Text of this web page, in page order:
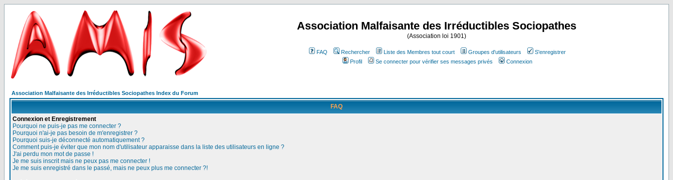
Association Malfaisante des Irréductibles Sociopathes
(Association loi 1901)
FAQ Rechercher Liste des Membres tout court Groupes d'utilisateurs
S'enregistrer
Profil
Se connecter pour vérifier ses messages privés Connexion
Association Malfaisante des Irréductibles Sociopathes Index du Forum
FAQ
Connexion et Enregistrement
Pourquoi ne puis-je pas me connecter ?
Pourquoi n'ai-je pas besoin de m'enregistrer ?
Pourquoi suis-je déconnecté automatiquement ?
Comment puis-je éviter que mon nom d'utilisateur apparaisse dans la liste des utilisateurs en ligne ?
J'ai perdu mon mot de passe !
Je me suis inscrit mais ne peux pas me connecter !
Je me suis enregistré dans le passé, mais ne peux plus me connecter ?!